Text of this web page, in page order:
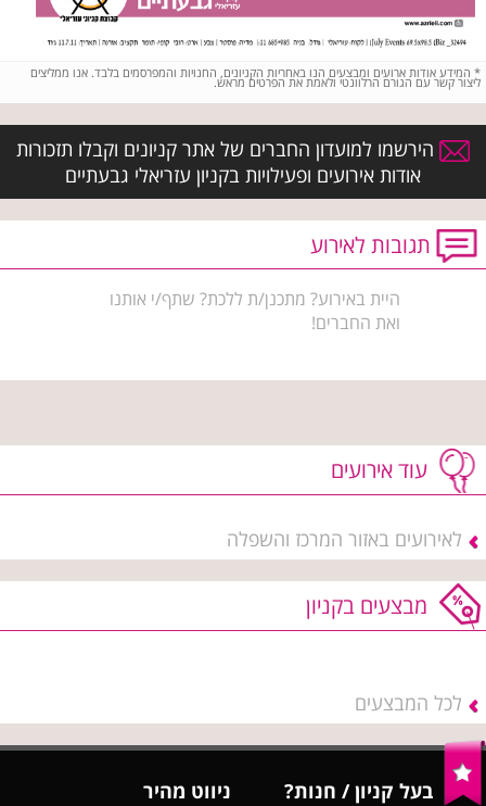
* המידע אודות ארועים ומבצעים הנו באחריות הקניונים, החנויות והמפרסמים בלבד. אנו ממליצים
ליצור קשר עם הגורם הרלוונטי ולאמת את הפרטים מראש.
הירשמו למועדון החברים של אתר קניונים וקבלו תזכורות
אודות אירועים ופעילויות בקניון עזריאלי גבעתיים
תגובות לאירוע
היית באירוע? מתכנן/ת ללכת? שתף/י אותנו
ואת החברים!
עוד אירועים
לאירועים באזור המרכז והשפלה
מבצעים בקניון
לכל המבצעים
בעל קניון / חנות?
ניווט מהיר